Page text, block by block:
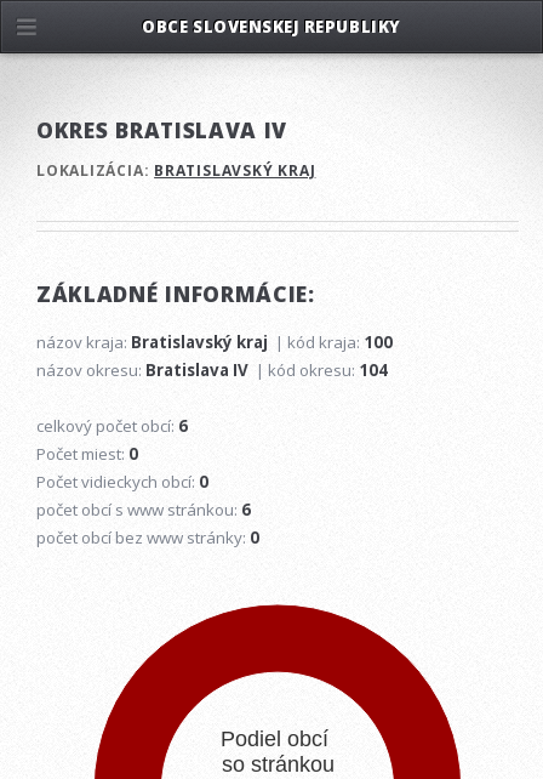
OKRES BRATISLAVA IV
LOKALIZÁCIA: BRATISLAVSKÝ KRAJ
ZÁKLADNÉ INFORMÁCIE:
názov kraja: Bratislavský kraj | kód kraja: 100
názov okresu: Bratislava IV | kód okresu: 104
celkový počet obcí: 6
Počet miest: 0
Počet vidieckych obcí: 0
počet obcí s www stránkou: 6
počet obcí bez www stránky: 0
Pie chart with 2 slices.
Podiel obcí
so stránkou
OBCE SLOVENSKEJ REPUBLIKY